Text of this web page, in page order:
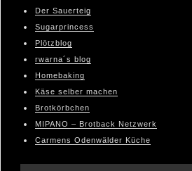
Der Sauerteig
Sugarprincess
Plötzblog
rwarna´s blog
Homebaking
Käse selber machen
Brotkörbchen
MIPANO – Brotback Netzwerk
Carmens Odenwälder Küche